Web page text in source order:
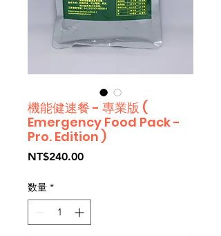
機能健速餐 - 專業版 (
Emergency Food Pack -
Pro. Edition )
NT$240.00価
数量 *